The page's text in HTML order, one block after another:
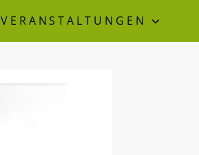
VERANSTALTUNGEN